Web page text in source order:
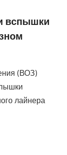
вспышки
(ВОЗ)
лайнера